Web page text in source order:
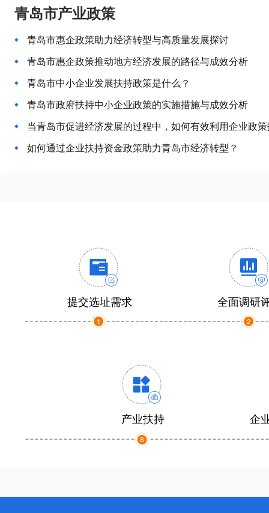
青岛市产业政策
青岛市惠企政策助力经济转型与高质量发展探讨
青岛市惠企政策推动地方经济发展的路径与成效分析
青岛市中小企业发展扶持政策是什么？
青岛市政府扶持中小企业政策的实施措施与成效分析
当青岛市促进经济发展的过程中，如何有效利用企业政
如何通过企业扶持资金政策助力青岛市经济转型？
提交选址需求 全面调研
产业扶持 企